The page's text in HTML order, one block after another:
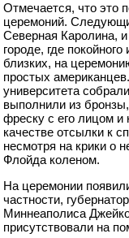
Отмечается, что это
церемоний.
Северная Каролина,
городе, где
близких, на
простых
университета
выполнили из
фреску с его лицом
качестве отсылки к
несмотря на крики о
Флойда коленом.
На церемонии
частности,
Миннеаполиса
присутствовали на